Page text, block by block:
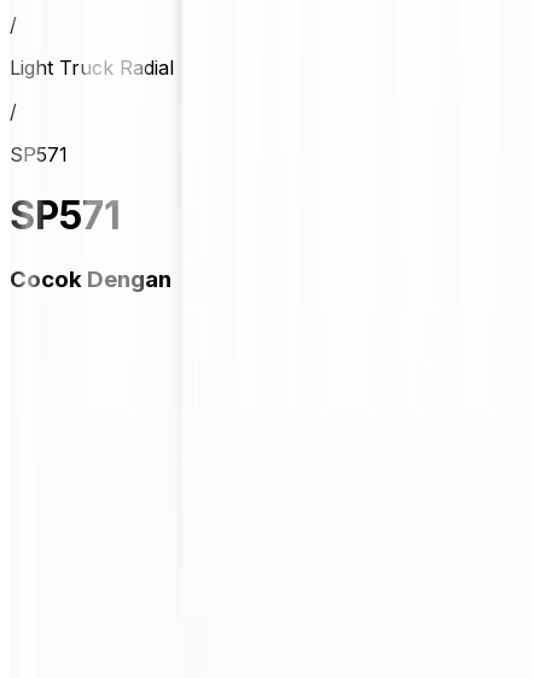
/
Light Truck Radial
/
SP571
SP571
Cocok Dengan